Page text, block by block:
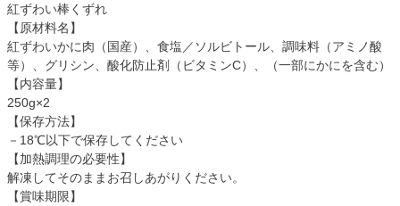
紅ずわい棒くずれ
【原材料名】
紅ずわいかに肉（国産）、食塩／ソルビトール、調味料（アミノ酸
等）、グリシン、酸化防止剤（ビタミンC）、（一部にかにを含む）
【内容量】
250g×2
【保存方法】
－18℃以下で保存してください
【加熱調理の必要性】
解凍してそのままお召しあがりください。
【賞味期限】